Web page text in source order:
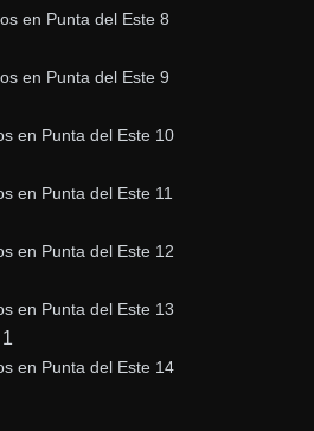
en Punta del Este 8
en Punta del Este 9
en Punta del Este 10
en Punta del Este 11
en Punta del Este 12
en Punta del Este 13
en Punta del Este 14